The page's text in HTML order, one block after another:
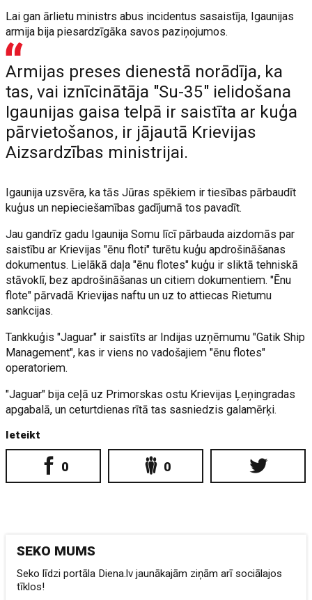
Lai gan ārlietu ministrs abus incidentus sasaistīja, Igaunijas
armija bija piesardzīgāka savos paziņojumos.
Armijas preses dienestā norādīja, ka
tas, vai iznīcinātāja "Su-35" ielidošana
Igaunijas gaisa telpā ir saistīta ar kuģa
pārvietošanos, ir jājautā Krievijas
Aizsardzības ministrijai.
Igaunija uzsvēra, ka tās Jūras spēkiem ir tiesības pārbaudīt
kuģus un nepieciešamības gadījumā tos pavadīt.
Jau gandrīz gadu Igaunija Somu līcī pārbauda aizdomās par
saistību ar Krievijas "ēnu floti" turētu kuģu apdrošināšanas
dokumentus. Lielākā daļa "ēnu flotes" kuģu ir sliktā tehniskā
stāvoklī, bez apdrošināšanas un citiem dokumentiem. "Ēnu
flote" pārvadā Krievijas naftu un uz to attiecas Rietumu
sankcijas.
Tankkuģis "Jaguar" ir saistīts ar Indijas uzņēmumu "Gatik Ship
Management", kas ir viens no vadošajiem "ēnu flotes"
operatoriem.
"Jaguar" bija ceļā uz Primorskas ostu Krievijas Ļeņingradas
apgabalā, un ceturtdienas rītā tas sasniedzis galamērķi.
Ieteikt
0 0
SEKO MUMS
Seko līdzi portāla Diena.lv jaunākajām ziņām arī sociālajos
tīklos!